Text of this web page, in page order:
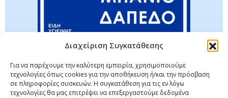
Διαχείριση Συγκατάθεσης
Για να παρέχουμε την καλύτερη εμπειρία, χρησιμοποιούμε
τεχνολογίες όπως cookies για την αποθήκευση ή/και την πρόσβαση
σε πληροφορίες συσκευών. Η συγκατάθεση για τις εν λόγω
τεχνολογίες θα μας επιτρέψει να επεξεργαστούμε δεδομένα